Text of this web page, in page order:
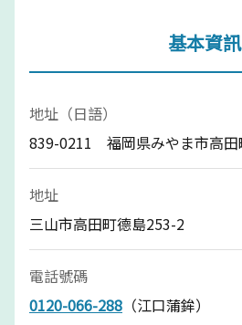
基本資訊
地址（日語）
839-0211 福岡県みやま市高田
地址
三山市高田町德島253-2
電話號碼
0120-066-288 （江口蒲鉾）